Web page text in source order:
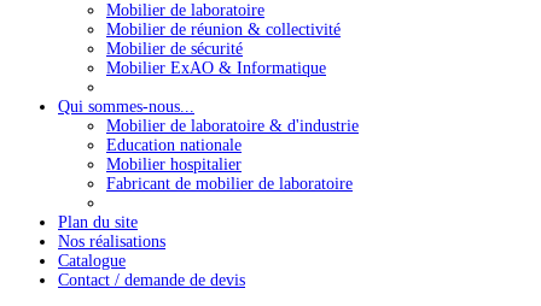
Mobilier de laboratoire
Mobilier de réunion & collectivité
Mobilier de sécurité
Mobilier ExAO & Informatique
Qui sommes-nous...
Mobilier de laboratoire & d'industrie
Education nationale
Mobilier hospitalier
Fabricant de mobilier de laboratoire
Plan du site
Nos réalisations
Catalogue
Contact / demande de devis